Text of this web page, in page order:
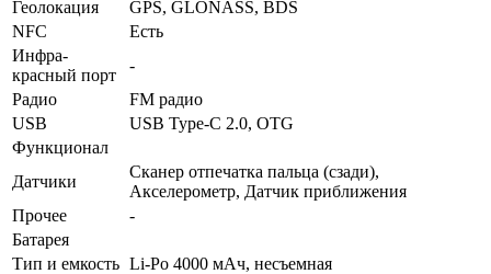
Геолока­ция
GPS, GLONASS, BDS
NFC
Есть
Инфра­
красный порт
-
Радио
FM радио
USB
USB Type-C 2.0, OTG
Функционал
Датчики
Сканер отпечатка пальца (сзади),
Акселерометр, Датчик приближения
Прочее
-
Батарея
Тип и емкость Li-Po 4000 мАч, несъемная